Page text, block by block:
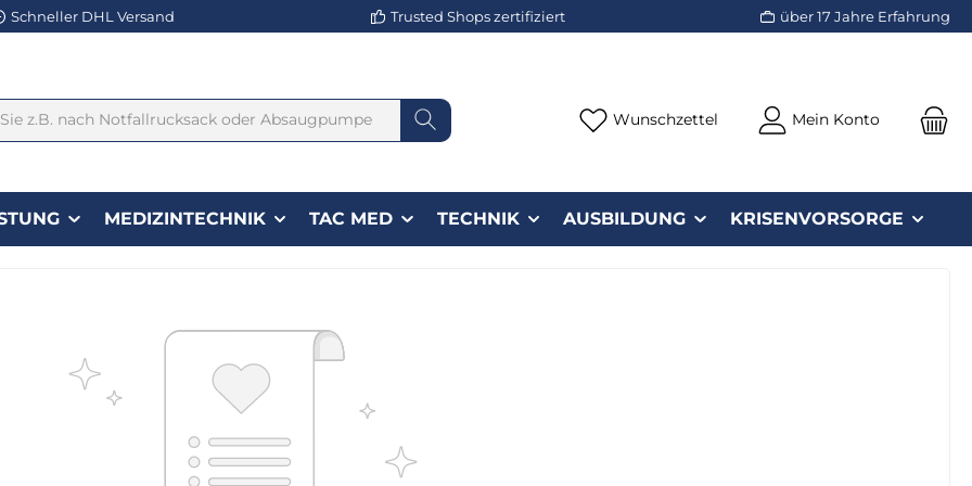
Schneller DHL Versand Trusted Shops zertifiziert über 17 Jahre Erfahrung
Wunschzettel Du hast 0 Produkte auf dem
Mein Konto
MEDIZINTECHNIK TAC MED TECHNIK AUSBILDUNG KRISENVORSORGE